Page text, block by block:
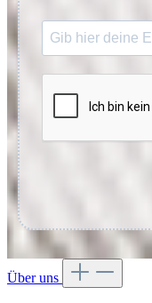
Über uns